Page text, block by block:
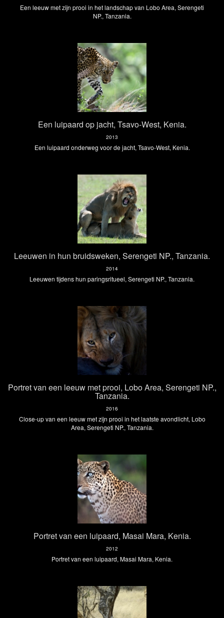
Een leeuw met zijn prooi in het landschap van Lobo Area, Serengeti
NP., Tanzania.
Een luipaard op jacht, Tsavo-West, Kenia.
2013
Een luipaard onderweg voor de jacht, Tsavo-West, Kenia.
Leeuwen in hun bruidsweken, Serengeti NP., Tanzania.
2014
Leeuwen tijdens hun paringsritueel, Serengeti NP., Tanzania.
Portret van een leeuw met prooi, Lobo Area, Serengeti NP.,
Tanzania.
2016
Close-up van een leeuw met zijn prooi in het laatste avondlicht, Lobo
Area, Serengeti NP., Tanzania.
Portret van een luipaard, Masai Mara, Kenia.
2012
Portret van een luipaard, Masai Mara, Kenia.